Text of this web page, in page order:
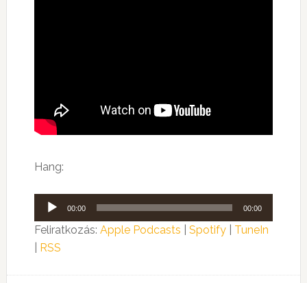
Hang:
Audió
lejátszó
00:00 00:00
Feliratkozás: Apple Podcasts Spotify| TuneIn
RSS